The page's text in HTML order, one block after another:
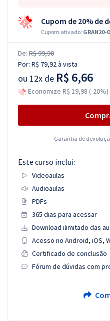
Cupom de 20% de
Cupom ativado: GRAN20-
De: R$ 99,90
Por: R$ 79,92à vista
ou 12x de R$ 6,66
Economize R$ 19,98 (-20%)
Garantia de
Este curso inclui:
Videoaulas
Audioaulas
PDFs
365 dias para acessar
Download ilimitado das
Acesso no Android, iOS,
Certificado de conclusão
Fórum de dúvidas com